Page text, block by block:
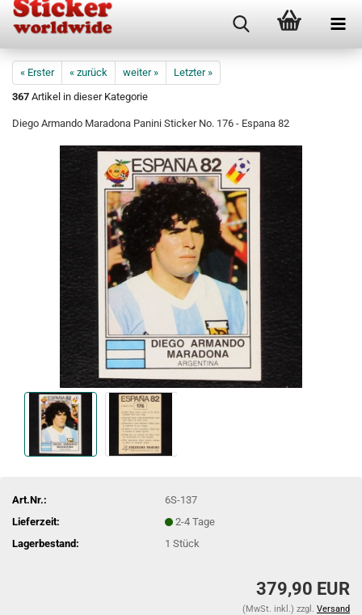
« Erster « zurück weiter »
Letzter »
367 Artikel in dieser Kategorie
Diego Armando Maradona Panini Sticker No. 176 - Espana 82
Art.Nr.:
6S-137
Lieferzeit:
2-4 Tage
Lagerbestand:
1Stück
379,90 EUR
(MwSt. inkl.) zzgl. Versand